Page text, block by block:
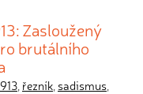
Zasloužený
brutálního
, řezník, sadismus,